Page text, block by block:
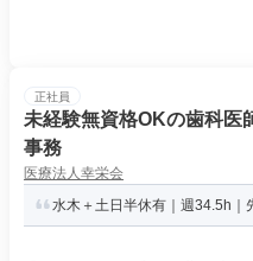
正社員
未経験無資格OKの歯科医
事務
医療法人幸栄会
水木＋土日半休有｜週34.5h｜